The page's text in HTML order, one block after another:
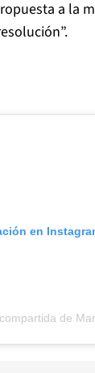
a la
en